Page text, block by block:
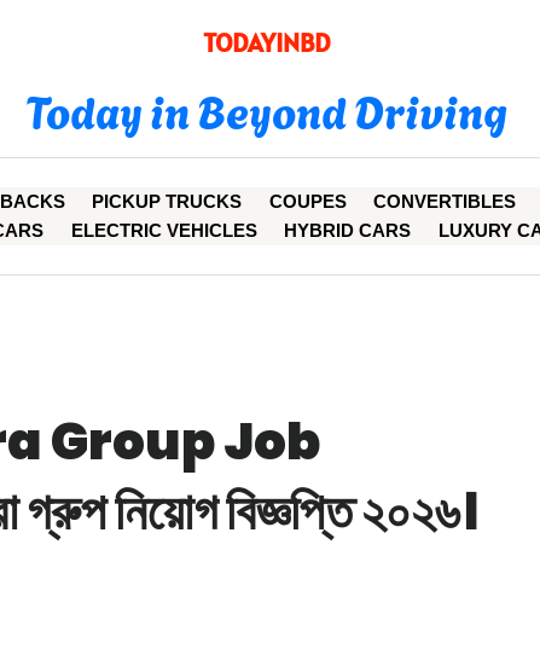
TODAYINBD
Today in Beyond Driving
PICKUP TRUCKS COUPES CONVERTIBLES
ELECTRIC VEHICLES HYBRID CARS LUXURY
Group Job
নিয়োগ বিজ্ঞপ্তি ২০২৬।